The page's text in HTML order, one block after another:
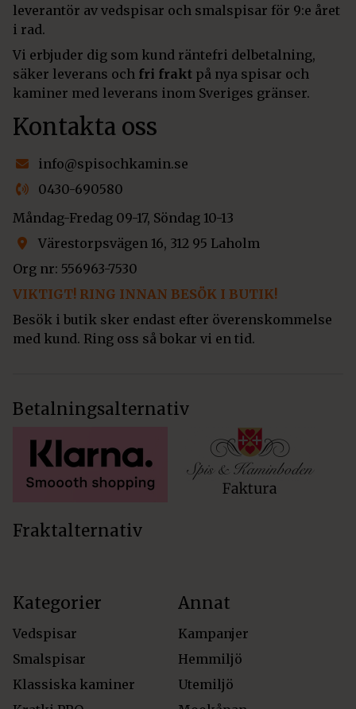
leverantör av vedspisar och smalspisar för 9:e året
i rad.
Vi erbjuder dig som kund räntefri delbetalning,
säker leverans och fri frakt på nya spisar och
kaminer med leverans inom Sveriges gränser.
Kontakta oss
info@spisochkamin.se
0430-690580
Måndag-Fredag 09-17, Söndag 10-13
Värestorpsvägen 16, 312 95 Laholm
Org nr: 556963-7530
VIKTIGT! RING INNAN BESÖK I BUTIK!
Besök i butik sker endast efter överenskommelse
med kund. Ring oss så bokar vi en tid.
Betalningsalternativ
Fraktalternativ
Kategorier
Vedspisar
Smalspisar
Klassiska kaminer
Annat
Kampanjer
Hemmiljö
Utemiljö